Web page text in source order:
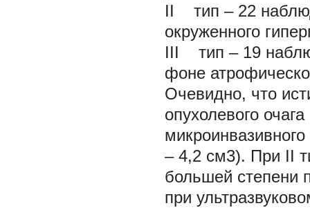
II тип – 22
окруженного
III тип – 19
фоне
Очевидно, что
опухолевого
– 4,2 см3). При II
большей степени
при